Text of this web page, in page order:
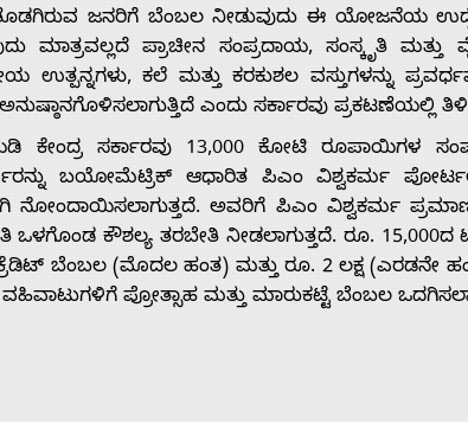
ತೊಡಗಿರುವ ಜನರಿಗೆ ಬೆಂಬಲ ನೀಡುವುದು ಈ ಯೋಜನೆಯ
ಮಾತ್ರವಲ್ಲದೆ ಪ್ರಾಚೀನ ಸಂಪ್ರದಾಯ, ಸಂಸ್ಕೃತಿ
ಉತ್ಪನ್ನಗಳು, ಕಲೆ ಮತ್ತು ಕರಕುಶಲ ವಸ್ತುಗಳನ್ನು
ಎಂದು ಸರ್ಕಾರವು ಪ್ರಕಟಣೆಯಲ್ಲಿ
ಸರ್ಕಾರವು 13,000 ಕೋಟಿ ರೂಪಾಯಿಗಳ
ಬಯೋಮೆಟ್ರಿಕ್ ಆಧಾರಿತ ಪಿಎಂ ವಿಶ್ವಕರ್ಮ
ಅವರಿಗೆ ಪಿಎಂ ವಿಶ್ವಕರ್ಮ
ಒಳಗೊಂಡ ಕೌಶಲ್ಯ ತರಬೇತಿ ನೀಡಲಾಗುತ್ತದೆ. ರೂ.
ಬೆಂಬಲ (ಮೊದಲ ಹಂತ) ಮತ್ತು ರೂ. 2 ಲಕ್ಷ (ಎರಡನೇ
ಪ್ರೋತ್ಸಾಹ ಮತ್ತು ಮಾರುಕಟ್ಟೆ ಬೆಂಬಲ